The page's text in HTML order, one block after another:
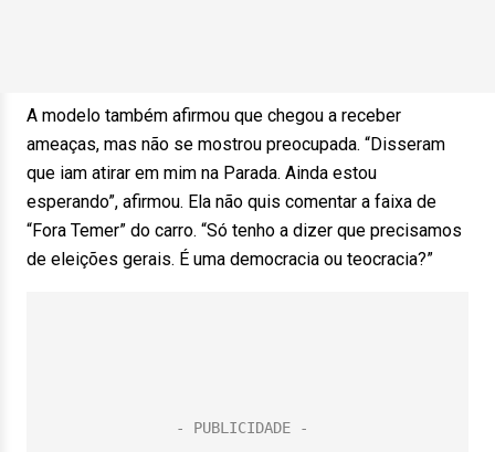
A modelo também afirmou que chegou a receber
ameaças, mas não se mostrou preocupada. “Disseram
que iam atirar em mim na Parada. Ainda estou
esperando”, afirmou. Ela não quis comentar a faixa de
“Fora Temer” do carro. “Só tenho a dizer que precisamos
de eleições gerais. É uma democracia ou teocracia?”